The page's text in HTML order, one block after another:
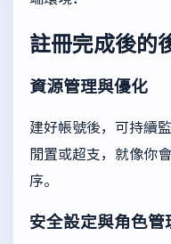
註冊完成後的
資源管理與優化
建好帳號後，可持續
閒置或超支，就像你
序。
安全設定與角色管